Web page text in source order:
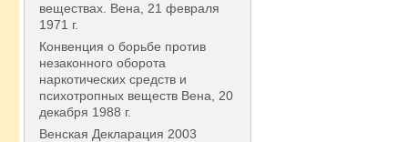
веществах. Вена, 21 февраля
1971 г.
Конвенция о борьбе против
незаконного оборота
наркотических средств и
психотропных веществ Вена, 20
декабря 1988 г.
Венская Декларация 2003